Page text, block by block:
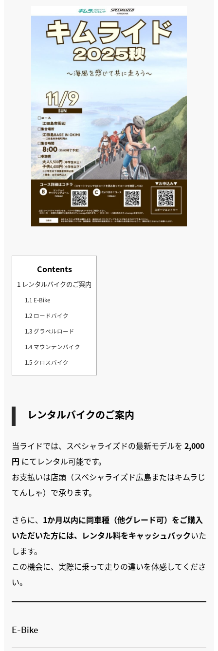
Contents
1 レンタルバイクのご案内
1.1 E-Bike
1.2 ロードバイク
1.3 グラベルロード
1.4 マウンテンバイク
1.5 クロスバイク
レンタルバイクのご案内
当ライドでは、スペシャライズドの最新モデルを 2,000
円 にてレンタル可能です。
お支払いは店頭（スペシャライズド広島またはキムラじ
てんしゃ）で承ります。
さらに、 1か月以内に同車種（他グレード可）をご購入
いただいた方には、レンタル料をキャッシュバックいた
します。
この機会に、実際に乗って走りの違いを体感してくださ
い。
E-Bike